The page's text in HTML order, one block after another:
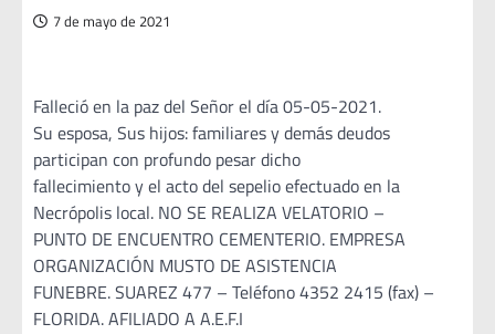
7 de mayo de 2021
Falleció en la paz del Señor el día 05-05-2021.
Su esposa, Sus hijos: familiares y demás deudos
participan con profundo pesar dicho
fallecimiento y el acto del sepelio efectuado en la
Necrópolis local. NO SE REALIZA VELATORIO –
PUNTO DE ENCUENTRO CEMENTERIO. EMPRESA
ORGANIZACIÓN MUSTO DE ASISTENCIA
FUNEBRE. SUAREZ 477 – Teléfono 4352 2415 (fax) –
FLORIDA. AFILIADO A A.E.F.I